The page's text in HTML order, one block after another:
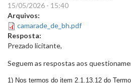
15/05/2026 - 15:40
Arquivos:
camarade_de_bh.pdf
Resposta:
Prezado licitante,
Seguem as respostas aos
1) Nos termos do item 2.1.13.12 do